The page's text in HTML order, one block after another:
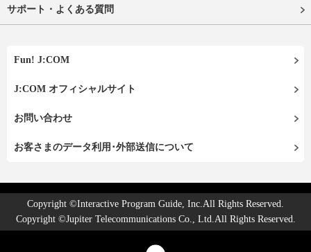
サポート・よくある質問
Fun! J:COM
J:COM オフィシャルサイト
お問い合わせ
お客さまのデータ利用･外部送信について
Copyright ©Interactive Program Guide, Inc.All Rights Reserved.
Copyright ©Jupiter Telecommunications Co., Ltd.All Rights Reserved.